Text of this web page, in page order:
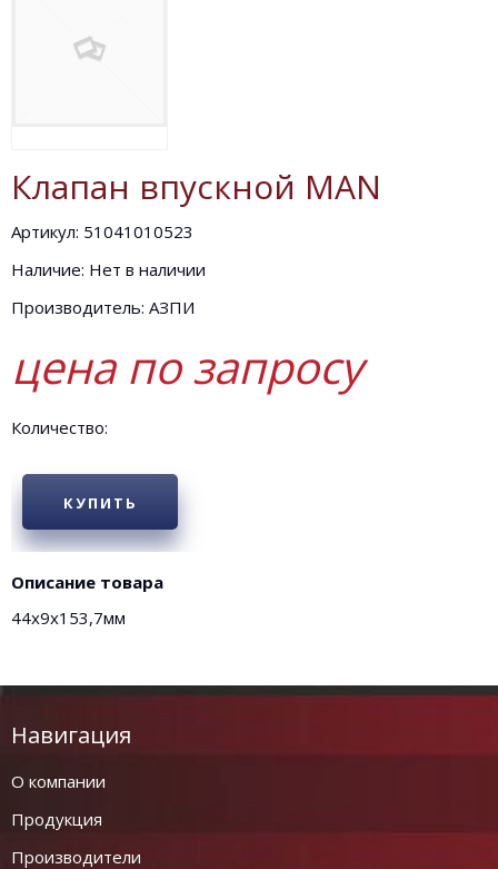
Клапан впускной MAN
Артикул: 51041010523
Наличие: Нет в наличии
Производитель: АЗПИ
цена по запросу
Количество:
КУПИТЬ
Описание товара
44x9x153,7мм
Навигация
О компании
Продукция
Производители